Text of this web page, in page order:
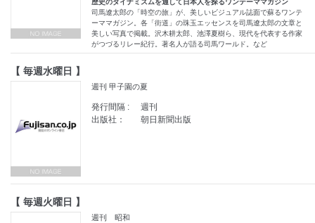
歴史のダイナミズムを通して日本人を探るワンテーママガジン
司馬遼太郎の「時空の旅」が、美しいビジュアル誌面で蘇るワンテ
ーママガジン。各「街道」の珠玉エッセンスを司馬遼太郎の文章と
美しい写真で掲載。沢木耕太郎、池澤夏樹ら、現代を代表する作家
がつづるリレー紀行。著名人が語る司馬ワールド。など
【 毎週水曜日 】
週刊 甲子園の夏
発行間隔 :
週刊
出版社：
朝日新聞出版
【 毎週火曜日 】
週刊 昭和